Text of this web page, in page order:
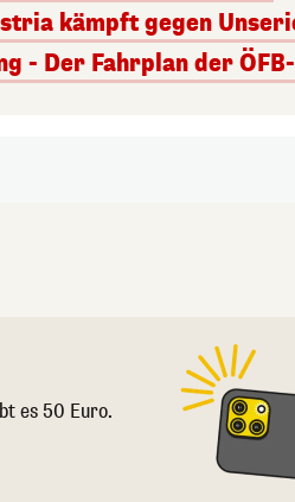
kämpft gegen
- Der Fahrplan der
es 50 Euro.